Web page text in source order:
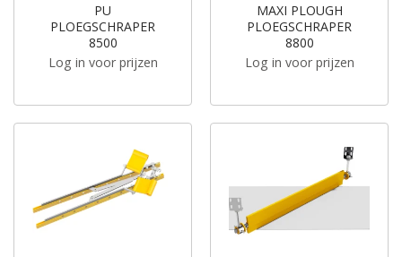
PU
PLOEGSCHRAPER
8500
Log in voor prijzen
MAXI PLOUGH
PLOEGSCHRAPER
8800
Log in voor prijzen